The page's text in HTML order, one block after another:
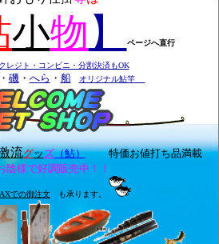
小物 】 ページへ直行
クレジト・コンビニ・分割決済もOK
磯・ へら ・ 船 オリジナル鮎竿
流グッズ（鮎）特価お値打ち品満載
陰様で好調販売中！！
での御注文も承ります。